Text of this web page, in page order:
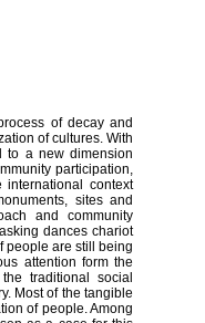
of decay and
of cultures. With
to a new dimension
participation,
context
sites and
and community
dances chariot
people are still being
attention form the
traditional social
Most of the tangible
of people. Among